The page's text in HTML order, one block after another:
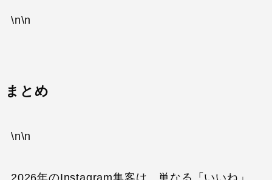
\n\n
まとめ
\n\n
2026年のInstagram集客は、単なる「いいね」